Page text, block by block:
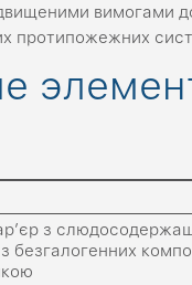
вимогами
протипожежних
з
з безгалогенних